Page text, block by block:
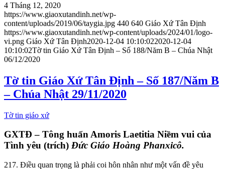
4 Tháng 12, 2020
https://www.giaoxutandinh.net/wp-
content/uploads/2019/06/taygia.jpg 440 640 Giáo Xứ Tân Định
https://www.giaoxutandinh.net/wp-content/uploads/2024/01/logo-
vi.png Giáo Xứ Tân Định2020-12-04 10:10:022020-12-04
10:10:02Tờ tin Giáo Xứ Tân Định – Số 188/Năm B – Chúa Nhật
06/12/2020
Tờ tin Giáo Xứ Tân Định – Số 187/Năm B
– Chúa Nhật 29/11/2020
Tờ tin giáo xứ
GXTĐ – Tông huấn Amoris Laetitia Niềm vui của
Tình yêu (trích) Đức Giáo Hoàng Phanxicô.
217. Điều quan trọng là phải coi hôn nhân như một vấn đề yêu